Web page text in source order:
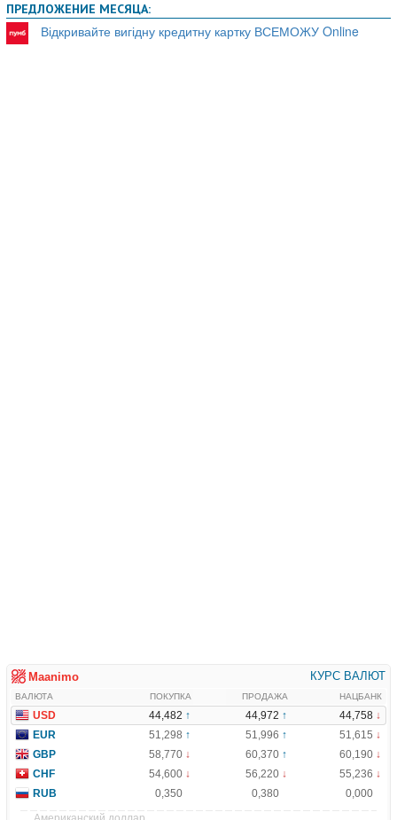
ПРЕДЛОЖЕНИЕ МЕСЯЦА:
Відкривайте вигідну кредитну картку ВСЕМОЖУ Online